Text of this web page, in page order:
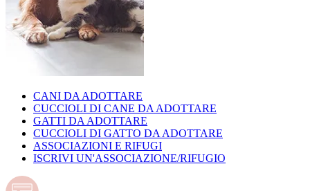
CANI DA ADOTTARE
CUCCIOLI DI CANE DA ADOTTARE
GATTI DA ADOTTARE
CUCCIOLI DI GATTO DA ADOTTARE
ASSOCIAZIONI E RIFUGI
ISCRIVI UN'ASSOCIAZIONE/RIFUGIO